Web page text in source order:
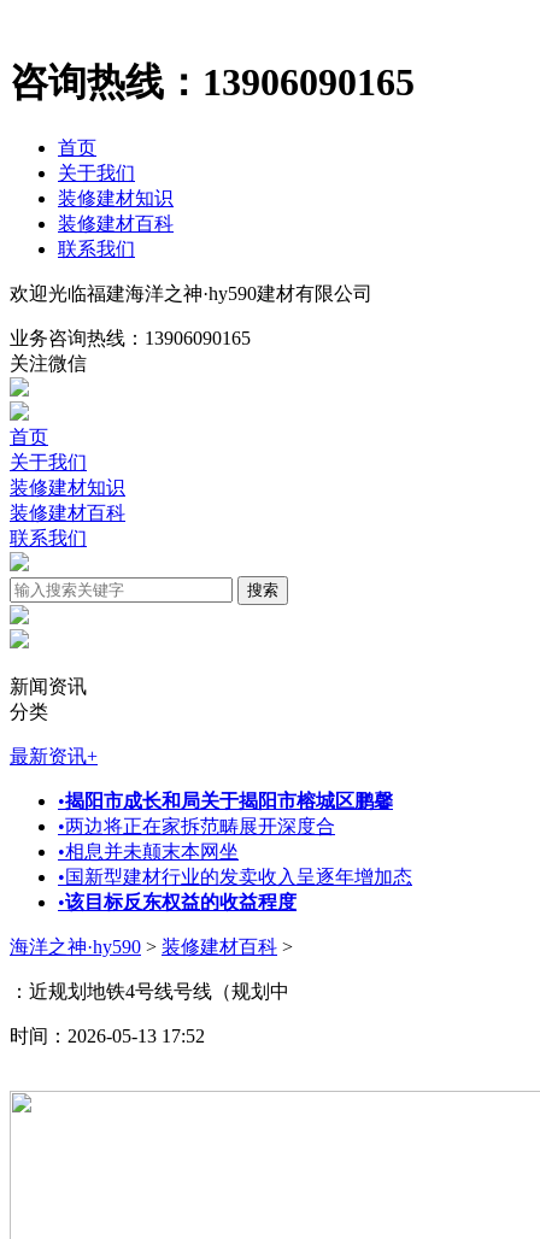
咨询热线： 13906090165
首页
关于我们
装修建材知识
装修建材百科
联系我们
欢迎光临福建海洋之神·hy590建材有限公司
业务咨询热线： 13906090165
关注微信
首页
关于我们
装修建材知识
装修建材百科
联系我们
新闻资讯
分类
最新资讯+
•揭阳市成长和局关于揭阳市榕城区鹏馨
•两边将正在家拆范畴展开深度合
•相息并未颠末本网坐
•国新型建材行业的发卖收入呈逐年增加态
•该目标反东权益的收益程度
海洋之神·hy590 > 装修建材百科 >
‌：近规划地铁4号线号线（规划中
时间：2026-05-13 17:52